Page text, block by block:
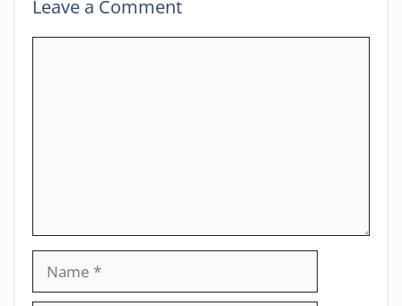
Leave a Comment